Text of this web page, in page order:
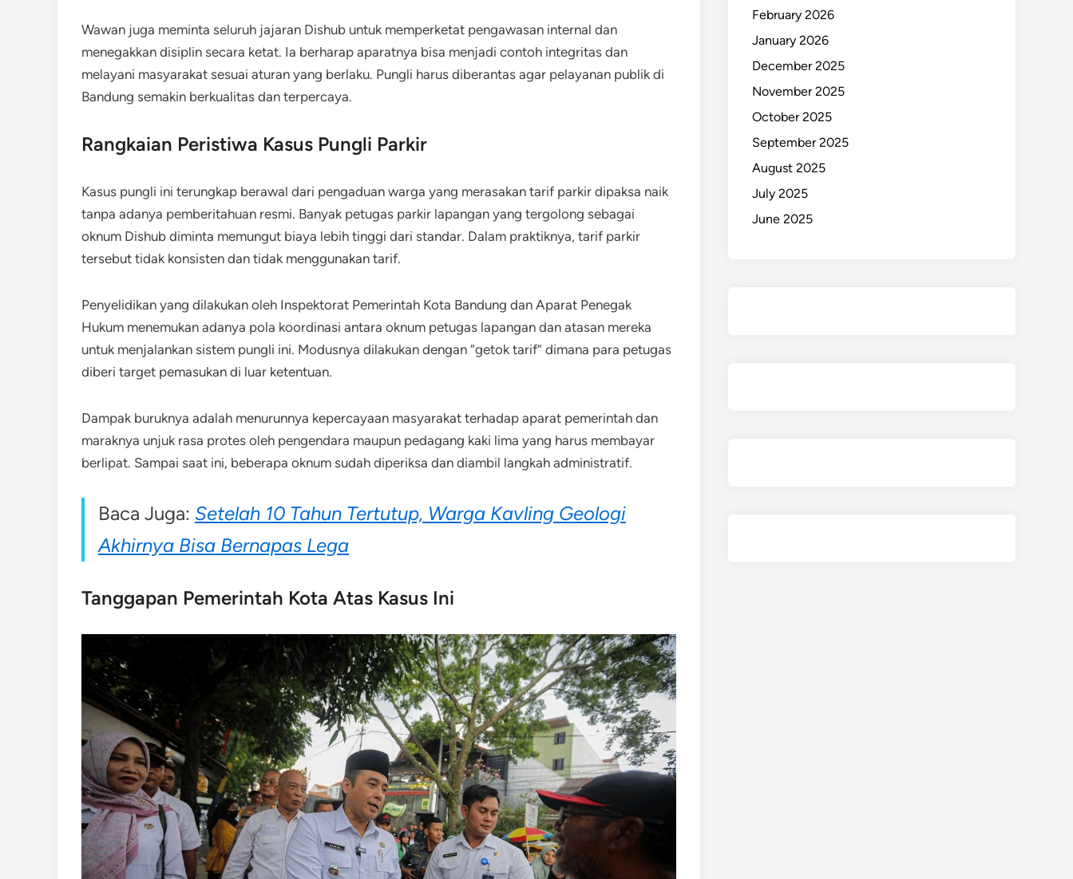
Wawan juga meminta seluruh jajaran Dishub untuk memperketat pengawasan internal dan
menegakkan disiplin secara ketat. Ia berharap aparatnya bisa menjadi contoh integritas dan
melayani masyarakat sesuai aturan yang berlaku. Pungli harus diberantas agar pelayanan publik di
Bandung semakin berkualitas dan terpercaya.
Rangkaian Peristiwa Kasus Pungli Parkir
Kasus pungli ini terungkap berawal dari pengaduan warga yang merasakan tarif parkir dipaksa naik
tanpa adanya pemberitahuan resmi. Banyak petugas parkir lapangan yang tergolong sebagai
oknum Dishub diminta memungut biaya lebih tinggi dari standar. Dalam praktiknya, tarif parkir
tersebut tidak konsisten dan tidak menggunakan tarif.
Penyelidikan yang dilakukan oleh Inspektorat Pemerintah Kota Bandung dan Aparat Penegak
Hukum menemukan adanya pola koordinasi antara oknum petugas lapangan dan atasan mereka
untuk menjalankan sistem pungli ini. Modusnya dilakukan dengan “getok tarif” dimana para petugas
diberi target pemasukan di luar ketentuan.
Dampak buruknya adalah menurunnya kepercayaan masyarakat terhadap aparat pemerintah dan
maraknya unjuk rasa protes oleh pengendara maupun pedagang kaki lima yang harus membayar
berlipat. Sampai saat ini, beberapa oknum sudah diperiksa dan diambil langkah administratif.
Baca Juga: Setelah 10 Tahun Tertutup, Warga Kavling Geologi
Akhirnya Bisa Bernapas Lega
Tanggapan Pemerintah Kota Atas Kasus Ini
February 2026
January 2026
December 2025
November 2025
October 2025
September 2025
August 2025
July 2025
June 2025